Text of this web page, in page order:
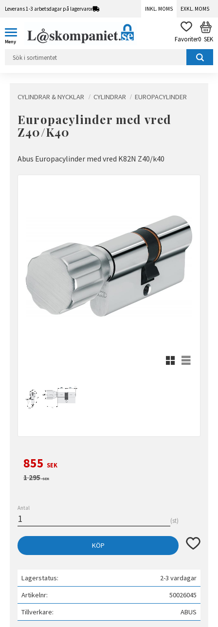
Leverans 1-3 arbetsdagar på lagervaror INKL. MOMS EXKL. MOMS
FAVORITER
0 SEK
CYLINDRAR & NYCKLAR CYLINDRAR EUROPACYLINDER
Europacylinder med vred
Z40/K40
Abus Europacylinder med vred K82N Z40/k40
Rutnätsvy
Listvy
Nedsatt pris:
855 SEK
Ordinarie pris:
1 295SEK
Antal
st
KÖP Lägg till
Lagerstatus
2-3 vardagar
Artikelnr
50026045
Tillverkare
ABUS